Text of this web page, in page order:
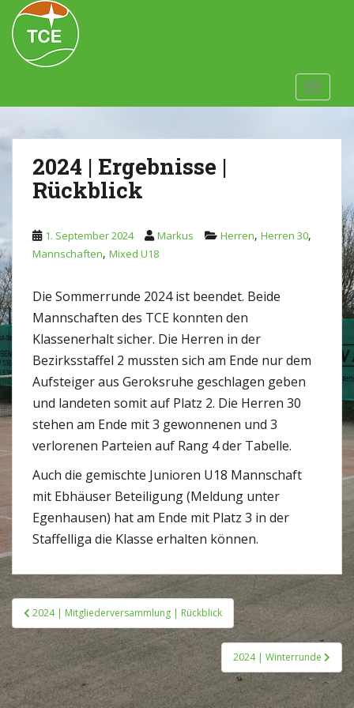
Skip to main content
2024 | Ergebnisse |
Rückblick
1. September 2024 Markus Herren, Herren 30,
Mannschaften, Mixed U18
Die Sommerrunde 2024 ist beendet. Beide
Mannschaften des TCE konnten den
Klassenerhalt sicher. Die Herren in der
Bezirksstaffel 2 mussten sich am Ende nur dem
Aufsteiger aus Geroksruhe geschlagen geben
und landeten somit auf Platz 2. Die Herren 30
stehen am Ende mit 3 gewonnenen und 3
verlorenen Parteien auf Rang 4 der Tabelle.
Auch die gemischte Junioren U18 Mannschaft
mit Ebhäuser Beteiligung (Meldung unter
Egenhausen) hat am Ende mit Platz 3 in der
Staffelliga die Klasse erhalten können.
Beitragsnavigation
2024 | Mitgliederversammlung | Rückblick
2024 | Winterrunde